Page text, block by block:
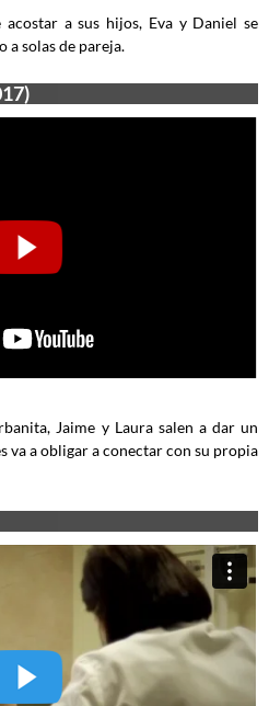
acostar a sus hijos, Eva y Daniel se
solas de pareja.
Jaime y Laura salen a dar un
va a obligar a conectar con su propia